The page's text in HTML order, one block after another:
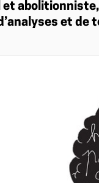
et de